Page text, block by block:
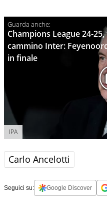
Champions League 24-
cammino Inter:
in finale
IPA
Carlo Ancelotti
Seguici su: Google Discover